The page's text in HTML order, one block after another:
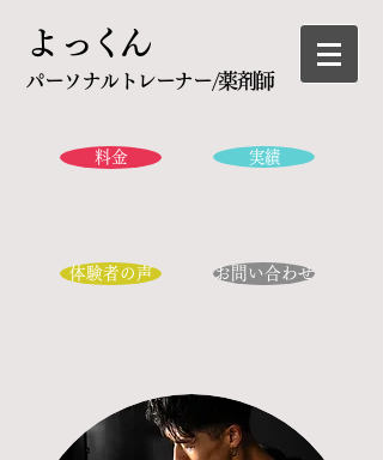
​よっくん
パーソナルトレーナー/薬剤師
料金
体験者の声
実績
お問い合わせ